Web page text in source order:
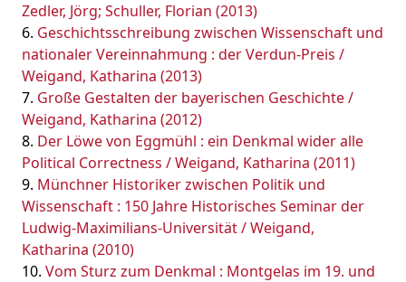
Zedler, Jörg; Schuller, Florian (2013)
Geschichtsschreibung zwischen Wissenschaft und
nationaler Vereinnahmung : der Verdun-Preis /
Weigand, Katharina (2013)
Große Gestalten der bayerischen Geschichte /
Weigand, Katharina (2012)
Der Löwe von Eggmühl : ein Denkmal wider alle
Political Correctness / Weigand, Katharina (2011)
Münchner Historiker zwischen Politik und
Wissenschaft : 150 Jahre Historisches Seminar der
Ludwig-Maximilians-Universität / Weigand,
Katharina (2010)
Vom Sturz zum Denkmal : Montgelas im 19. und